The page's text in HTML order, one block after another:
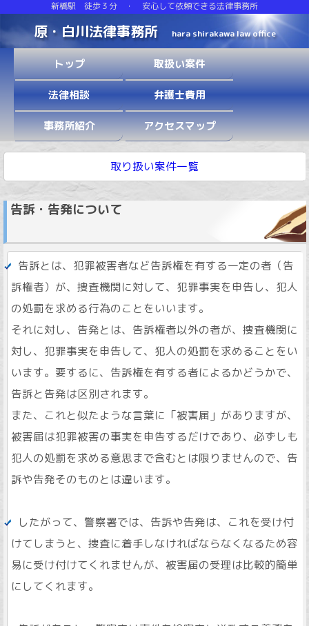
新橋駅 徒歩３分 ・ 安心して依頼できる法律事務所
原・白川法律事務所 hara shirakawa law office
トップ 取扱い案件
法律相談 弁護士費用
事務所紹介 アクセスマップ
取り扱い案件一覧
告訴・告発について
告訴とは、犯罪被害者など告訴権を有する一定の者（告
訴権者）が、捜査機関に対して、犯罪事実を申告し、犯人
の処罰を求める行為のことをいいます。
それに対し、告発とは、告訴権者以外の者が、捜査機関に
対し、犯罪事実を申告して、犯人の処罰を求めることをい
います。要するに、告訴権を有する者によるかどうかで、
告訴と告発は区別されます。
また、これと似たような言葉に「被害届」がありますが、
被害届は犯罪被害の事実を申告するだけであり、必ずしも
犯人の処罰を求める意思まで含むとは限りませんので、告
訴や告発そのものとは違います。
したがって、警察署では、告訴や告発は、これを受け付
けてしまうと、捜査に着手しなければならなくなるため容
易に受け付けてくれませんが、被害届の受理は比較的簡単
にしてくれます。